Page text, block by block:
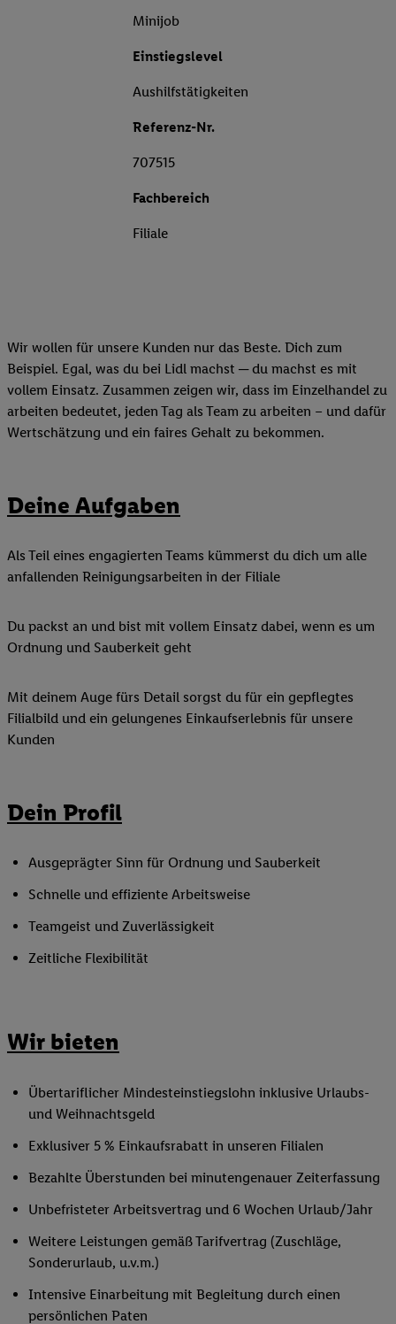
Minijob
Einstiegslevel
Aushilfstätigkeiten
Referenz-Nr.
707515
Fachbereich
Filiale
Wir wollen für unsere Kunden nur das Beste. Dich zum
Beispiel. Egal, was du bei Lidl machst ─ du machst es mit
vollem Einsatz. Zusammen zeigen wir, dass im Einzelhandel zu
arbeiten bedeutet, jeden Tag als Team zu arbeiten – und dafür
Wertschätzung und ein faires Gehalt zu bekommen.
Deine Aufgaben
Als Teil eines engagierten Teams kümmerst du dich um alle
anfallenden Reinigungsarbeiten in der Filiale
Du packst an und bist mit vollem Einsatz dabei, wenn es um
Ordnung und Sauberkeit geht
Mit deinem Auge fürs Detail sorgst du für ein gepflegtes
Filialbild und ein gelungenes Einkaufserlebnis für unsere
Kunden
Dein Profil
Ausgeprägter Sinn für Ordnung und Sauberkeit
Schnelle und effiziente Arbeitsweise
Teamgeist und Zuverlässigkeit
Zeitliche Flexibilität
Wir bieten
Übertariflicher Mindesteinstiegslohn inklusive Urlaubs-
und Weihnachtsgeld
Exklusiver 5 % Einkaufsrabatt in unseren Filialen
Bezahlte Überstunden bei minutengenauer Zeiterfassung
Unbefristeter Arbeitsvertrag und 6 Wochen Urlaub/Jahr
Weitere Leistungen gemäß Tarifvertrag (Zuschläge,
Sonderurlaub, u.v.m.)
Intensive Einarbeitung mit Begleitung durch einen
persönlichen Paten